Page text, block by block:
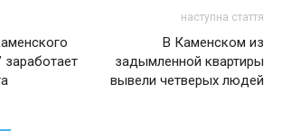
заработает
наступна стаття
В Каменском из
задымленной квартиры
вывели четверых людей